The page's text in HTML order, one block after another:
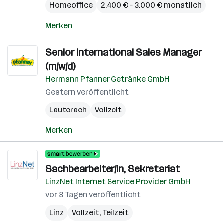
Homeoffice
2.400 € – 3.000 € monatlich
Merken
Senior International Sales Manager
(m/w/d)
Hermann Pfanner Getränke GmbH
Gestern veröffentlicht
Lauterach
Vollzeit
Merken
Sachbearbeiter/in, Sekretariat
LinzNet Internet Service Provider GmbH
vor 3 Tagen veröffentlicht
Linz
Vollzeit, Teilzeit